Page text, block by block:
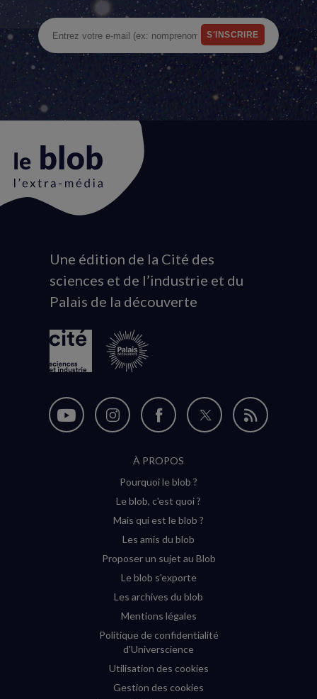
Animation
du
logo
Une édition de la Cité des
sciences et de l’industrie et du
Palais de la découverte
Nous
Nous
Instagram
(nouvelle
Nous
sur
Facebook
(nouvelle
Nous
Flux
À PROPOS
Pourquoi le blob ?
Le blob, c'est quoi ?
Mais qui est le blob ?
Les amis du blob
Proposer un sujet au Blob
Le blob s'exporte
Les archives du blob
Mentions légales
Politique de confidentialité
d'Universcience
Utilisation des cookies
Gestion des cookies